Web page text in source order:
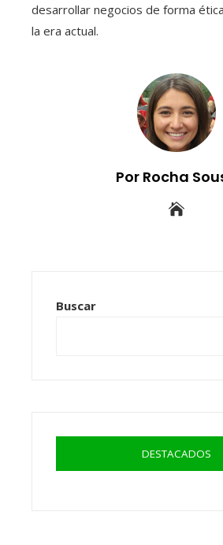
desarrollar negocios de forma
la era actual.
Por Rocha
Buscar
DESTACADOS